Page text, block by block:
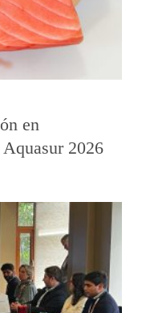
en
2026